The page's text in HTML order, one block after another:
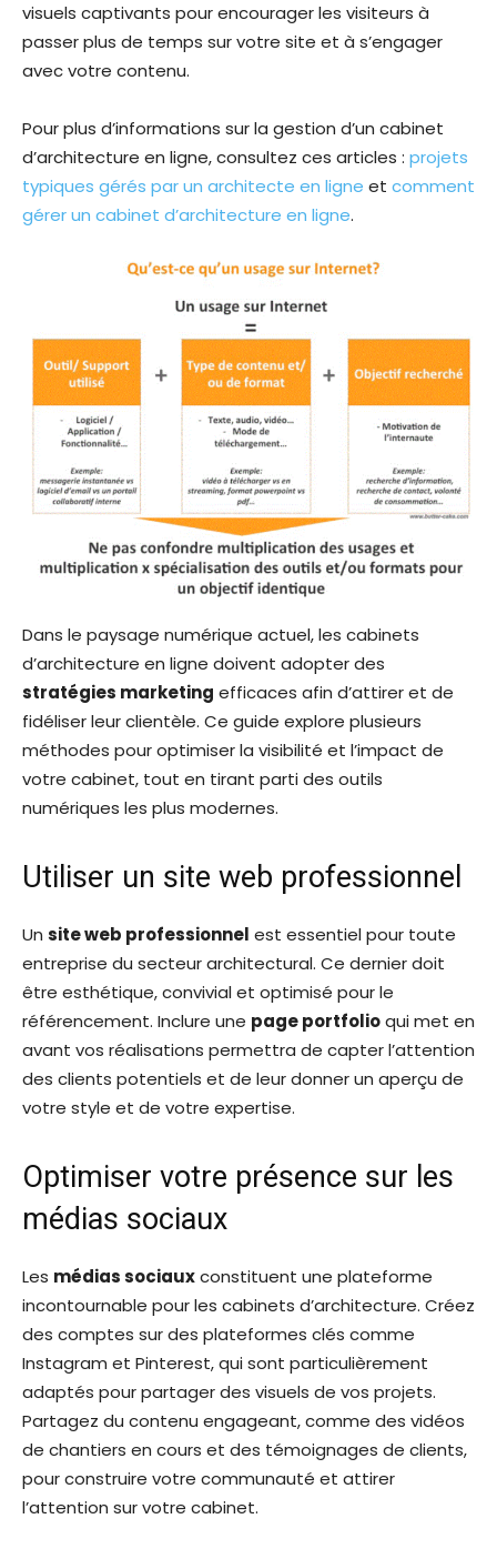
visuels captivants pour encourager les visiteurs à
passer plus de temps sur votre site et à s’engager
avec votre contenu.
Pour plus d’informations sur la gestion d’un cabinet
d’architecture en ligne, consultez ces articles : projets
typiques gérés par un architecte en ligne et comment
gérer un cabinet d’architecture en ligne.
Dans le paysage numérique actuel, les cabinets
d’architecture en ligne doivent adopter des
stratégies marketing efficaces afin d’attirer et de
fidéliser leur clientèle. Ce guide explore plusieurs
méthodes pour optimiser la visibilité et l’impact de
votre cabinet, tout en tirant parti des outils
numériques les plus modernes.
Utiliser un site web professionnel
Un site web professionnel est essentiel pour toute
entreprise du secteur architectural. Ce dernier doit
être esthétique, convivial et optimisé pour le
référencement. Inclure une page portfolioqui met en
avant vos réalisations permettra de capter l’attention
des clients potentiels et de leur donner un aperçu de
votre style et de votre expertise.
Optimiser votre présence sur les
médias sociaux
Les médias sociauxconstituent une plateforme
incontournable pour les cabinets d’architecture. Créez
des comptes sur des plateformes clés comme
Instagram et Pinterest, qui sont particulièrement
adaptés pour partager des visuels de vos projets.
Partagez du contenu engageant, comme des vidéos
de chantiers en cours et des témoignages de clients,
pour construire votre communauté et attirer
l’attention sur votre cabinet.